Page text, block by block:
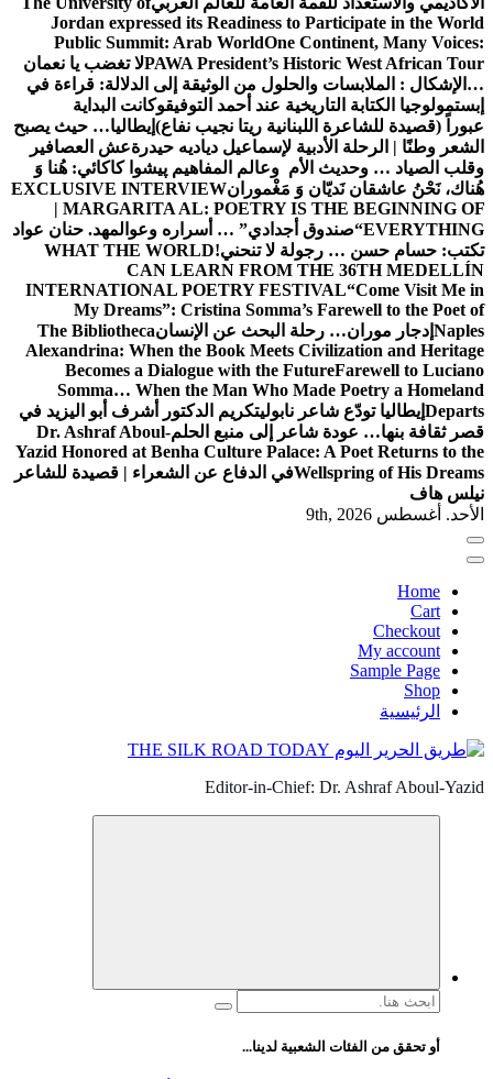
Jordan expressed its Readiness to Participate in the World
Public Summit: Arab WorldOne Continent, Many Voices:
PAWA President’s Historic West African Tourلا تغضب يا نعمان
…الإشكال : الملابسات والحلول من الوثيقة إلى الدلالة: قراءة في
إبستمولوجيا الكتابة التاريخية عند أحمد التوفيقوكانت البداية
عبوراً (قصيدة للشاعرة اللبنانية ريتا نجيب نفاع) إيطاليا… حيث يصبح
الشعر وطنًا | الرحلة الأدبية لإسماعيل دياديه حيدرةعش العصافير
وقلب الصياد … وحديث الأم وعالم المفاهيم پیشوا کاکائي: هُنا وَ
هُناك، نَحْنُ عاشقان نَديّان وَ مَغْمورانEXCLUSIVE INTERVIEW
| MARGARITA AL: POETRY IS THE BEGINNING OF
EVERYTHING“صندوق أجدادي” … أسراره وعوالمهد. حنان عواد
تكتب: حسام حسن … رجولة لا تنحني!WHAT THE WORLD
CAN LEARN FROM THE 36TH MEDELLÍN
INTERNATIONAL POETRY FESTIVAL“Come Visit Me in
My Dreams”: Cristina Somma’s Farewell to the Poet of
Naples إدجار موران… رحلة البحث عن الإنسانThe Bibliotheca
Alexandrina: When the Book Meets Civilization and Heritage
Becomes a Dialogue with the FutureFarewell to Luciano
Somma… When the Man Who Made Poetry a Homeland
Departs إيطاليا تودّع شاعر نابوليتكريم الدكتور أشرف أبو اليزيد في
قصر ثقافة بنها… عودة شاعر إلى منبع الحلمDr. Ashraf Aboul-
Yazid Honored at Benha Culture Palace: A Poet Returns to the
Wellspring of His Dreamsفي الدفاع عن الشعراء | قصيدة للشاعر
نيلس هاف
الأحد. أغسطس 9th, 2026
Home
Cart
Checkout
My account
Sample Page
Shop
الرئيسية
Editor-in-Chief: Dr. Ashraf Aboul-Yazid
البحث
أو تحقق من الفئات الشعبية لدينا...